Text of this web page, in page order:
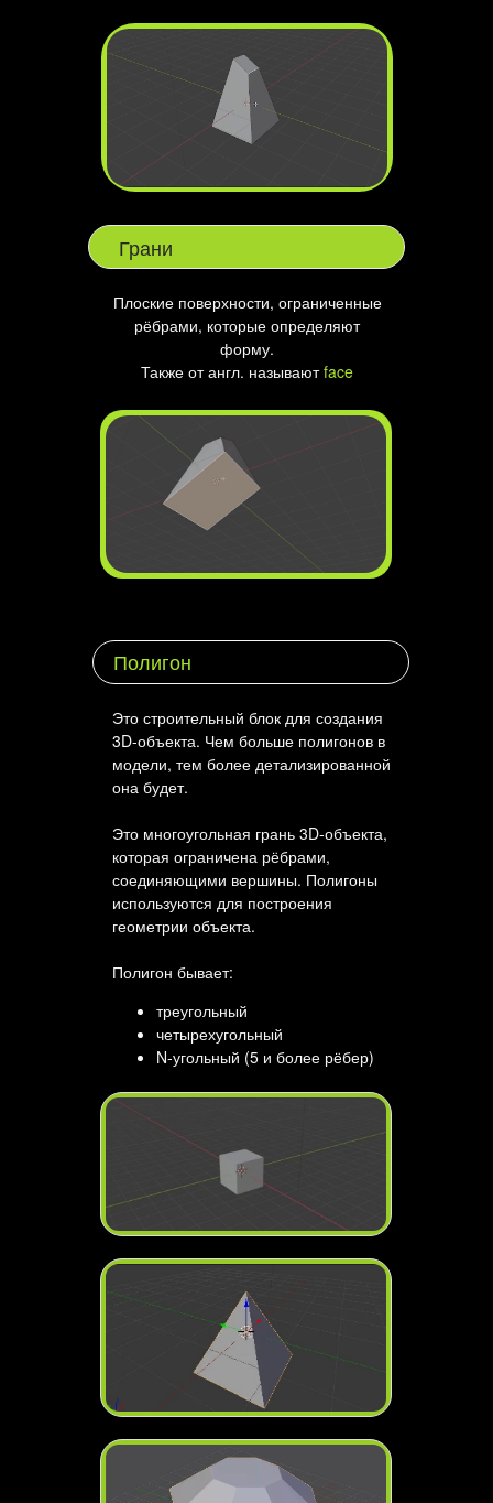
Грани
Плоские поверхности, ограниченные
рёбрами, которые определяют
форму.
Также от англ. называютface
Полигон
Это строительный блок для создания
3D-объекта. Чем больше полигонов в
модели, тем более детализированной
она будет.
Это многоугольная грань 3D-объекта,
которая ограничена рёбрами,
соединяющими вершины. Полигоны
используются для построения
геометрии объекта.
Полигон бывает:
треугольный
четырехугольный
N-угольный (5 и более рёбер)